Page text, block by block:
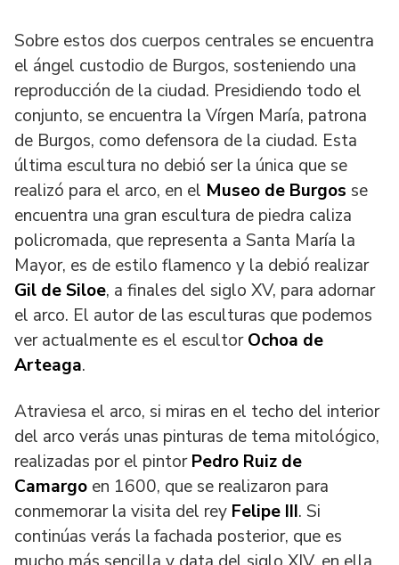
Sobre estos dos cuerpos centrales se encuentra
el ángel custodio de Burgos, sosteniendo una
reproducción de la ciudad. Presidiendo todo el
conjunto, se encuentra la Vírgen María, patrona
de Burgos, como defensora de la ciudad. Esta
última escultura no debió ser la única que se
realizó para el arco, en el Museo de Burgos se
encuentra una gran escultura de piedra caliza
policromada, que representa a Santa María la
Mayor, es de estilo flamenco y la debió realizar
Gil de Siloe, a finales del siglo XV, para adornar
el arco. El autor de las esculturas que podemos
ver actualmente es el escultorOchoa de
Arteaga.
Atraviesa el arco, si miras en el techo del interior
del arco verás unas pinturas de tema mitológico,
realizadas por el pintorPedro Ruiz de
Camargo en 1600, que se realizaron para
conmemorar la visita del rey Felipe III. Si
continúas verás la fachada posterior, que es